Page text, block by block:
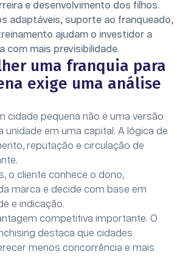
e desenvolvimento dos filhos.
adaptáveis, suporte ao franqueado,
ajudam o investidor a
com mais previsibilidade.
uma franquia para
exige uma análise
cidade pequena não é uma versão
unidade em uma capital. A lógica de
reputação e circulação de
o cliente conhece o dono,
marca e decide com base em
e indicação.
competitiva importante. O
destaca que cidades
menos concorrência e mais